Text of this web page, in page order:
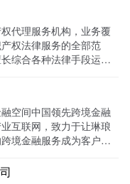
代理服务机构，业务覆
权法律服务的全部范
综合各种法律手段运作
信息收集网络，和多样
手段，致力于服务专
、版权、保护及诉讼等
空间中国领先跨境金融
互联网，致力于让琳琅
境金融服务成为客户触